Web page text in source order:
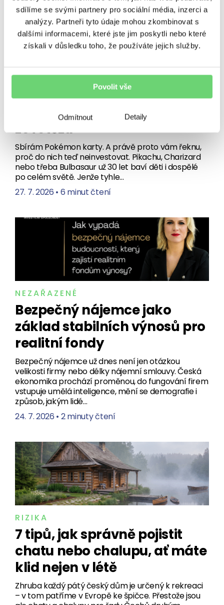
Detaily
sdílíme se svými partnery pro sociální média, inzerci a
analýzy. Partneři tyto údaje mohou zkombinovat s
dalšími informacemi, které jste jim poskytli nebo které
získali v důsledku toho, že používáte jejich služby.
Povolit vše
Odmítnout
Chytit je všechny? Jako
investici ne. Spekulace
s Pokémon kartami se utrhly
ze řetězu
Sbírám Pokémon karty. A právě proto vám řeknu,
proč do nich teď neinvestovat. Pikachu, Charizard
nebo třeba Bulbasaur už 30 let baví děti i dospělé
po celém světě. Jenže tyhle…
27. 7. 2026 • 6 minut čtení
NEZAŘAZENÉ
Bezpečný nájemce jako
základ stabilních výnosů pro
realitní fondy
Bezpečný nájemce už dnes není jen otázkou
velikosti firmy nebo délky nájemní smlouvy. Česká
ekonomika prochází proměnou, do fungování firem
vstupuje umělá inteligence, mění se demografie i
způsob, jakým lidé…
24. 7. 2026 • 2 minuty čtení
RIZIKA
7 tipů, jak správně pojistit
chatu nebo chalupu, ať máte
klid nejen v létě
Zhruba každý pátý český dům je určený k rekreaci
– v tom patříme v Evropě ke špičce. Přestože jsou